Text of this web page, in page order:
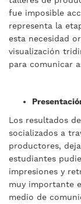
fue imposible
representa la
esta necesidad
visualización
para comunicar
Los resultados
socializados a
productores,
estudiantes
impresiones y
muy importante
medio de